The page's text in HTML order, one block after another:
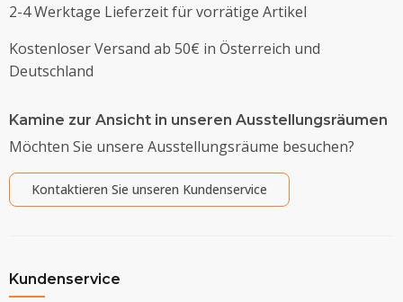
2-4 Werktage Lieferzeit für vorrätige Artikel
Kostenloser Versand ab 50€ in Österreich und
Deutschland
Kamine zur Ansicht in unseren Ausstellungsräumen
Möchten Sie unsere Ausstellungsräume besuchen?
Kontaktieren Sie unseren Kundenservice
Kundenservice